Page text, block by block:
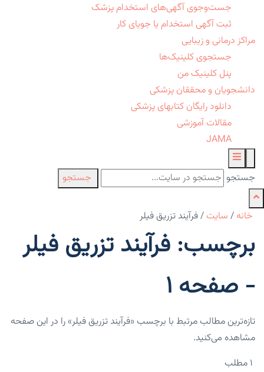
جست‌وجوی آگهی‌های استخدام پزشک
ثبت آگهی استخدام یا جویای کار
مراکز درمانی و زیبایی
جستجوی کلینیک‌ها
پنل کلینیک من
دانشجویان و محققان پزشکی
دانلود رایگان کتابهای پزشکی
مقالات آموزشی
JAMA
جستجو جستجو
خانه / سایت /فرآیند تزریق فیلر
برچسب: فرآیند تزریق فیلر
- صفحه 1
تازه‌ترین مطالب مرتبط با برچسب «فرآیند تزریق فیلر» را در این صفحه
مشاهده می‌کنید.
۱ مطلب